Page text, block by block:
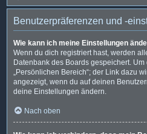
Benutzerpräferenzen und -
Wie kann ich meine Einstellungen
Wenn du dich registriert hast, werden
Datenbank des Boards gespeichert.
„Persönlichen Bereich“; der Link dazu
angezeigt, wenn du auf deinen
deine Einstellungen ändern.
Nach oben